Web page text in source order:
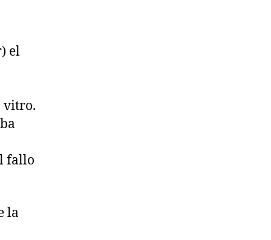
el
vitro.
fallo
la